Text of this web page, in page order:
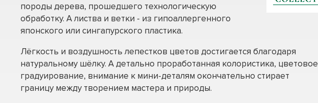
породы дерева, прошедшего технологическую
обработку. А листва и ветки - из гипоаллергенного
японского или сингапурского пластика.
Лёгкость и воздушность лепестков цветов достигается благодаря
натуральному шёлку. А детально проработанная колористика, цветовое
градуирование, внимание к мини-деталям окончательно стирает
границу между творением мастера и природы.